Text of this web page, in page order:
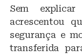
Sem
acrescentou
segurança e
transferida